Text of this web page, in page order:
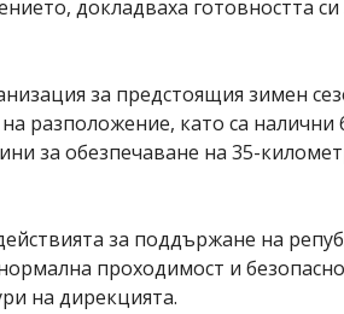
докладваха готовността си
за предстоящия зимен
разположение, като са
за обезпечаване на 35-
за поддържане на
проходимост и
на дирекцията.